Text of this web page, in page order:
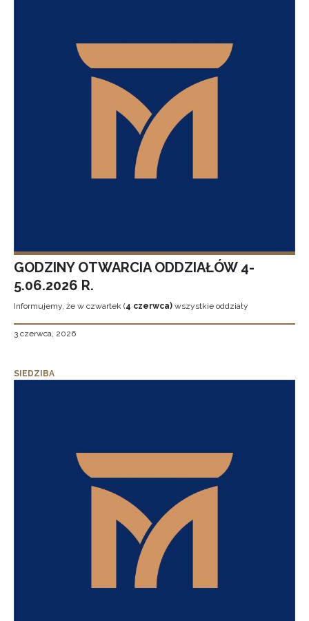
GODZINY OTWARCIA ODDZIAŁÓW 4-
5.06.2026 R.
Informujemy, że w czwartek (4 czerwca) wszystkie oddziały
3 czerwca, 2026
SIEDZIBA